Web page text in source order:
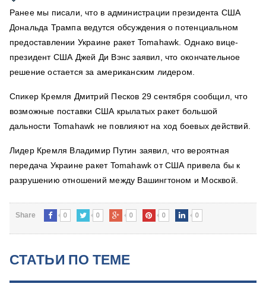
Ранее мы писали, что в администрации президента США
Дональда Трампа ведутся обсуждения о потенциальном
предоставлении Украине ракет Tomahawk. Однако вице-
президент США Джей Ди Вэнс заявил, что окончательное
решение остается за американским лидером.
Спикер Кремля Дмитрий Песков 29 сентября сообщил, что
возможные поставки США крылатых ракет большой
дальности Tomahawk не повлияют на ход боевых действий.
Лидер Кремля Владимир Путин заявил, что вероятная
передача Украине ракет Tomahawk от США привела бы к
разрушению отношений между Вашингтоном и Москвой.
Share 0 0 0 0 0
СТАТЬИ ПО ТЕМЕ